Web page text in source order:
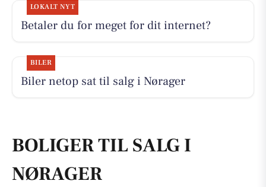
LOKALT NYT
Betaler du for meget for dit internet?
BILER
Biler netop sat til salg i Nørager
BOLIGER TIL SALG I
NØRAGER